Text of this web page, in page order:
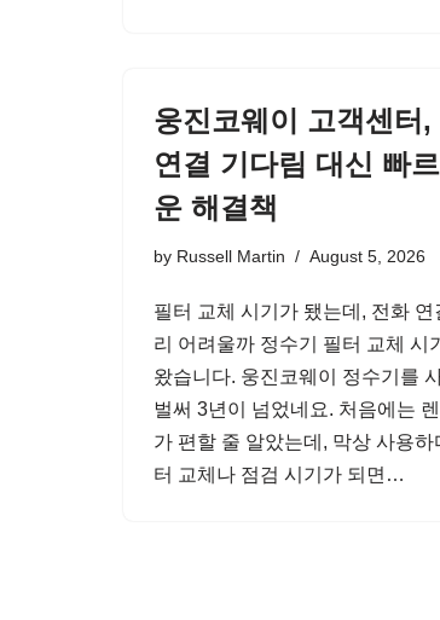
웅진코웨이 고객센터,
연결 기다림 대신 빠
운 해결책
by Russell Martin August 5, 2026
필터 교체 시기가 됐는데, 전화 연
리 어려울까 정수기 필터 교체 시
왔습니다. 웅진코웨이 정수기를
벌써 3년이 넘었네요. 처음에는
가 편할 줄 알았는데, 막상 사용하
터 교체나 점검 시기가 되면…